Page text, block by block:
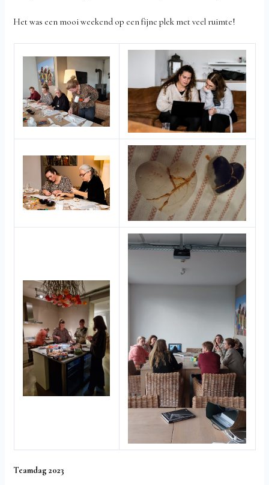
Het was een mooi weekend op een fijne plek met veel ruimte!
Teamdag 2023